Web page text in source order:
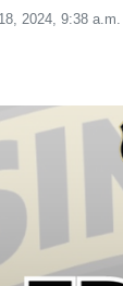
2024, 9:38 a.m.
no Twitter
no